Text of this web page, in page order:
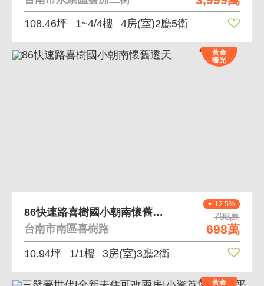
108.46坪 1~4/4樓 4房(室)2廳5衛
黃金
曝光
12.5%
798萬
698萬
86快速路喜樹國小朝南懷舊透天
台南市南區喜樹路
10.94坪 1/1樓 3房(室)3廳2衛
黃金